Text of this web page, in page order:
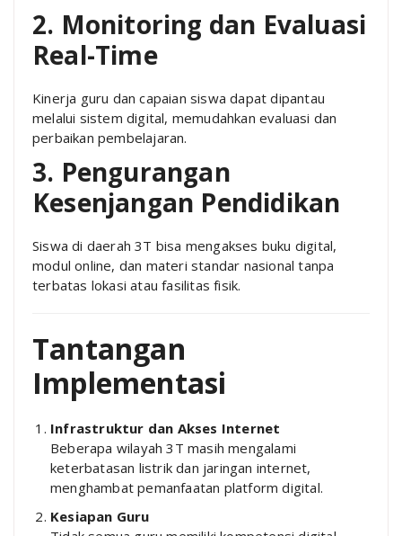
2. Monitoring dan Evaluasi
Real-Time
Kinerja guru dan capaian siswa dapat dipantau
melalui sistem digital, memudahkan evaluasi dan
perbaikan pembelajaran.
3. Pengurangan
Kesenjangan Pendidikan
Siswa di daerah 3T bisa mengakses buku digital,
modul online, dan materi standar nasional tanpa
terbatas lokasi atau fasilitas fisik.
Tantangan
Implementasi
Infrastruktur dan Akses Internet
Beberapa wilayah 3T masih mengalami
keterbatasan listrik dan jaringan internet,
menghambat pemanfaatan platform digital.
Kesiapan Guru